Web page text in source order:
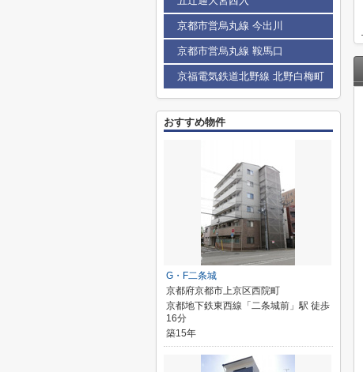
京都市営烏丸線 今出川
京都市営烏丸線 鞍馬口
京福電気鉄道北野線 北野白梅町
おすすめ物件
G・F二条城
京都府京都市上京区西院町
京都地下鉄東西線「二条城前」駅 徒歩
16分
築15年